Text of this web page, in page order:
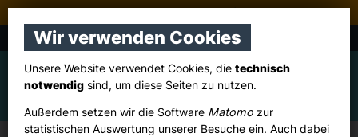
Stadtverband Pulheim
CDU Stommeln, Stommelerbusch, Ingendorf
Wir verwenden Cookies
Unsere Website verwendet Cookies, die technisch
notwendig sind, um diese Seiten zu nutzen.
Außerdem setzen wir die Software Matomo zur
statistischen Auswertung unserer Besuche ein. Auch dabei